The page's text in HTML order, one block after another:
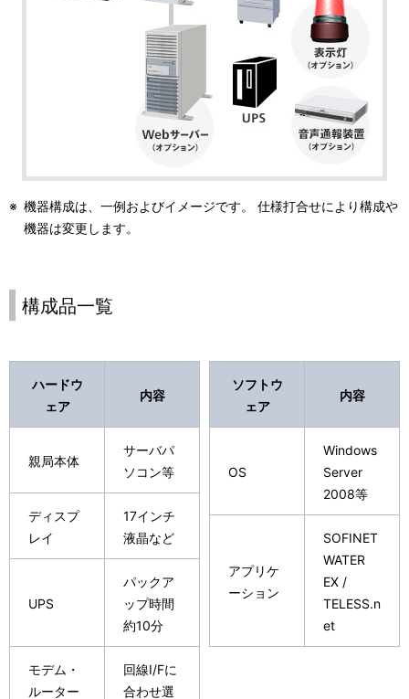
※ 機器構成は、一例およびイメージです。 仕様打合せにより構成や
機器は変更します。
構成品一覧
ハードウ
ェア
内容
親局本体
サーバパ
ソコン等
ディスプ
レイ
17インチ
液晶など
UPS
パックア
ップ時間
約10分
モデム・
ルーター
回線I/Fに
合わせ選
ソフトウ
ェア
内容
OS
Windows
Server
2008等
アプリケ
ーション
SOFINET
WATER
EX /
TELESS.n
et